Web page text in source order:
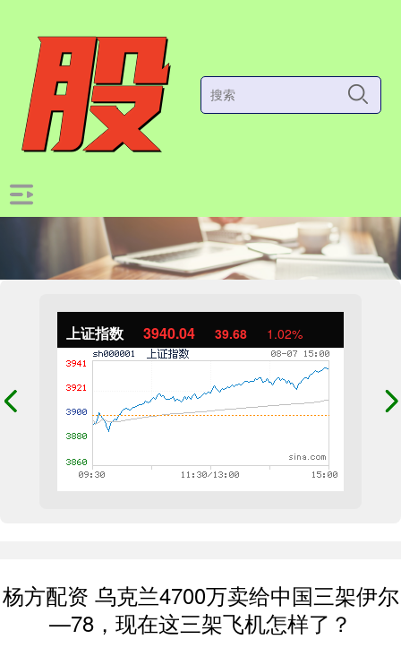
上证指数 3940.04 39.68 1.02%
杨方配资 乌克兰4700万卖给中国三架伊尔
—78，现在这三架飞机怎样了？